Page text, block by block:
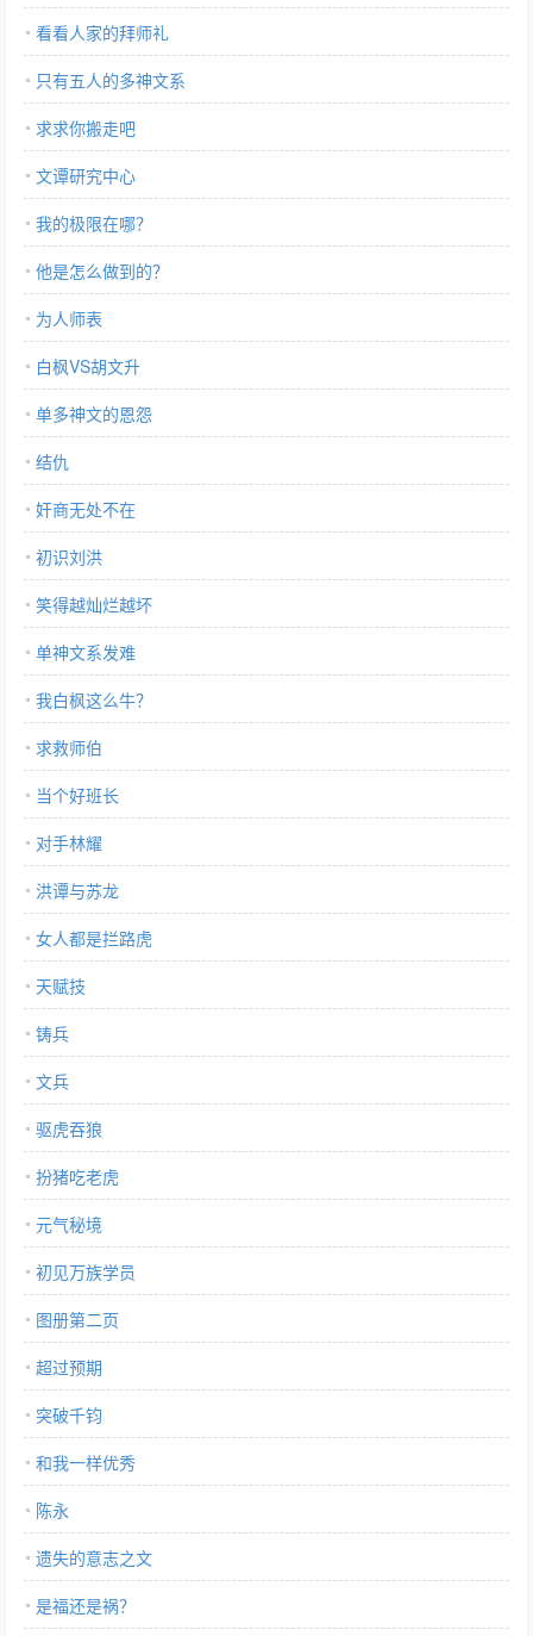
看看人家的拜师礼
只有五人的多神文系
求求你搬走吧
文谭研究中心
我的极限在哪？
他是怎么做到的？
为人师表
白枫VS胡文升
单多神文的恩怨
结仇
奸商无处不在
初识刘洪
笑得越灿烂越坏
单神文系发难
我白枫这么牛？
求救师伯
当个好班长
对手林耀
洪谭与苏龙
女人都是拦路虎
天赋技
铸兵
文兵
驱虎吞狼
扮猪吃老虎
元气秘境
初见万族学员
图册第二页
超过预期
突破千钧
和我一样优秀
陈永
遗失的意志之文
是福还是祸？